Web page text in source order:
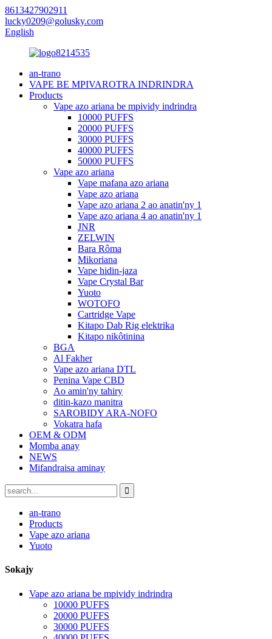
8613427902911
lucky0209@golusky.com
English
an-trano
VAPE BE MPIVAROTRA INDRINDRA
Products
Vape azo ariana be mpividy indrindra
10000 PUFFS
20000 PUFFS
30000 PUFFS
40000 PUFFS
50000 PUFFS
Vape azo ariana
Vape mafana azo ariana
Vape azo ariana
Vape azo ariana 2 ao anatin'ny 1
Vape azo ariana 4 ao anatin'ny 1
JNR
ZELWIN
Bara Rôma
Mikoriana
Vape hidin-jaza
Vape Crystal Bar
Yuoto
WOTOFO
Cartridge Vape
Kitapo Dab Rig elektrika
Kitapo nikôtinina
BGA
Al Fakher
Vape azo ariana DTL
Penina Vape CBD
Ao amin'ny tahiry
ditin-kazo manitra
SAROBIDY ARA-NOFO
Vokatra hafa
OEM & ODM
Momba anay
NEWS
Mifandraisa aminay
an-trano
Products
Vape azo ariana
Yuoto
Sokajy
Vape azo ariana be mpividy indrindra
10000 PUFFS
20000 PUFFS
30000 PUFFS